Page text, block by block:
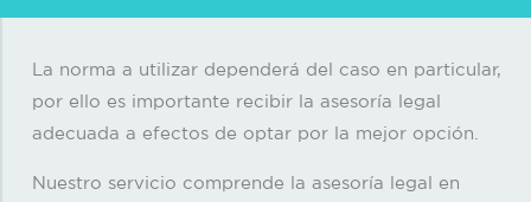
La norma a utilizar dependerá del caso en particular,
por ello es importante recibir la asesoría legal
adecuada a efectos de optar por la mejor opción.
Nuestro servicio comprende la asesoría legal en